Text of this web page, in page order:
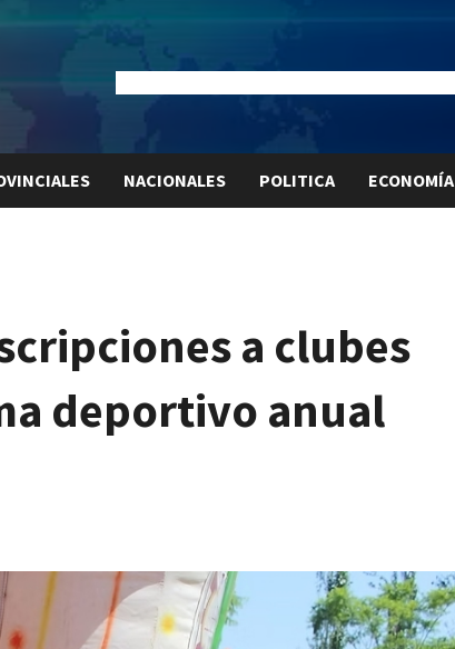
NACIONALES POLITICA ECONOMÍA
a clubes
deportivo anual